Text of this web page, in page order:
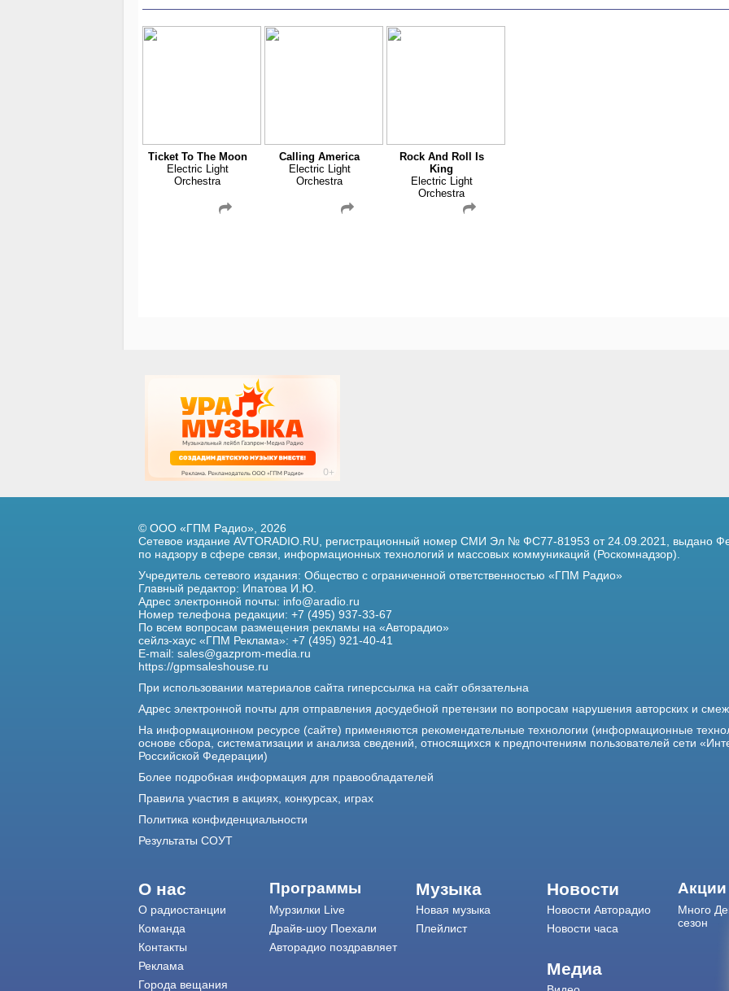
Ticket To The Moon
Electric Light
Orchestra
Calling America
Electric Light
Orchestra
Rock And Roll Is
King
Electric Light
Orchestra
© ООО «ГПМ Радио», 2026
Сетевое издание AVTORADIO.RU, регистрационный номер СМИ Эл № ФС77-81953 от 24.09.2021,
выдано
по надзору в сфере связи,
информационных технологий и массовых коммуникаций (Роскомнадзор).
Учредитель сетевого издания: Общество с ограниченной ответственностью «ГПМ Радио»
Главный редактор: Ипатова И.Ю.
Адрес электронной почты: info@aradio.ru
Номер телефона редакции: +7 (495) 937-33-67
По всем вопросам размещения рекламы на «Авторадио»
сейлз-хаус «ГПМ Реклама»: +7 (495) 921-40-41
E-mail: sales@gazprom-media.ru
https://gpmsaleshouse.ru
При использовании материалов сайта гиперссылка на сайт обязательна
Адрес электронной почты для отправления досудебной претензии по вопросам нарушения авторских и
На информационном ресурсе (сайте) применяются рекомендательные технологии (информационные
основе сбора, систематизации и анализа сведений, относящихся к предпочтениям пользователей сети
Российской Федерации)
Более подробная информация для правообладателей
Правила участия в акциях, конкурсах, играх
Политика конфиденциальности
Результаты СОУТ
О нас
О радиостанции
Команда
Контакты
Реклама
Города вещания
Программы
Мурзилки Live
Драйв-шоу Поехали
Авторадио поздравляет
Музыка
Новая музыка
Плейлист
Новости
Новости Авторадио
Новости часа
Медиа
Много
сезон